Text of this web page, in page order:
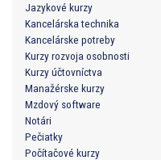
Jazykové kurzy
Kancelárska technika
Kancelárske potreby
Kurzy rozvoja osobnosti
Kurzy účtovníctva
Manažérske kurzy
Mzdový software
Notári
Pečiatky
Počítačové kurzy